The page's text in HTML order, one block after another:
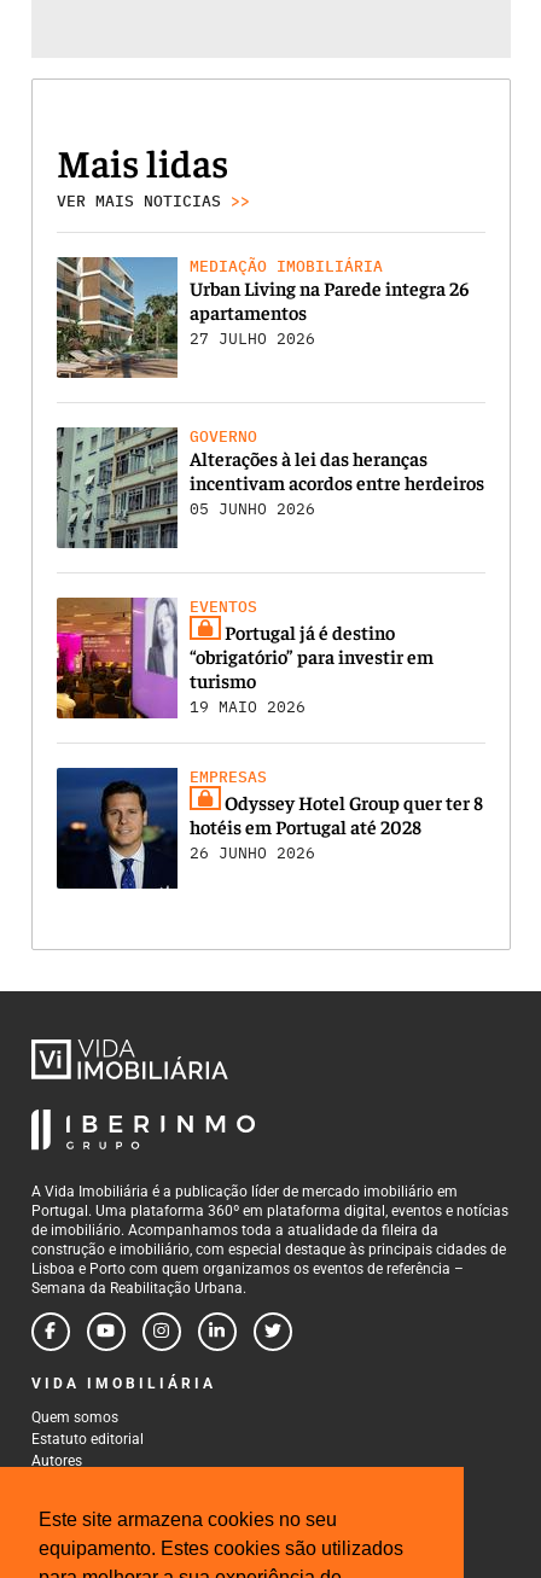
Este site armazena cookies no seu
equipamento. Estes cookies são utilizados
Mais lidas
VER MAIS NOTICIAS >>
MEDIAÇÃO IMOBILIÁRIA
Urban Living na Parede integra 26
apartamentos
27 JULHO 2026
GOVERNO
Alterações à lei das heranças
incentivam acordos entre herdeiros
05 JUNHO 2026
EVENTOS
Portugal já é destino
“obrigatório” para investir em
turismo
19 MAIO 2026
EMPRESAS
Odyssey Hotel Group quer ter 8
hotéis em Portugal até 2028
26 JUNHO 2026
A Vida Imobiliária é a publicação líder de mercado imobiliário em
Portugal. Uma plataforma 360º em plataforma digital, eventos e notícias
de imobiliário. Acompanhamos toda a atualidade da fileira da
construção e imobiliário, com especial destaque às principais cidades de
Lisboa e Porto com quem organizamos os eventos de referência –
Semana da Reabilitação Urbana.
VIDA IMOBILIÁRIA
Quem somos
Estatuto editorial
Autores
CONTACTOS